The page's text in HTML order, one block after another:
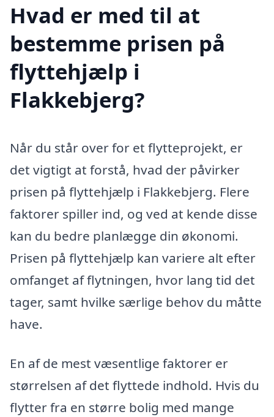
Hvad er med til at
bestemme prisen på
flyttehjælp i
Flakkebjerg?
Når du står over for et flytteprojekt, er
det vigtigt at forstå, hvad der påvirker
prisen på flyttehjælp i Flakkebjerg. Flere
faktorer spiller ind, og ved at kende disse
kan du bedre planlægge din økonomi.
Prisen på flyttehjælp kan variere alt efter
omfanget af flytningen, hvor lang tid det
tager, samt hvilke særlige behov du måtte
have.
En af de mest væsentlige faktorer er
størrelsen af det flyttede indhold. Hvis du
flytter fra en større bolig med mange